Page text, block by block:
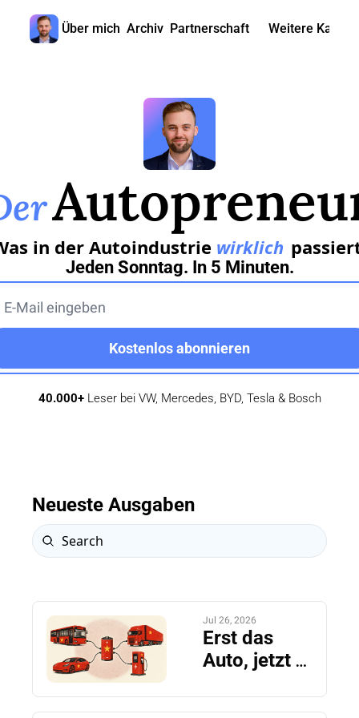
Über mich Archiv Partnerschaft Weitere Kanäle
in der Autoindustrie wirklich
Jeden Sonntag. In 5 Minuten.
Kostenlos abonnieren
40.000+ Leser bei VW, Mercedes, BYD, Tesla & Bosch
Neueste Ausgaben
Jul 26, 2026
Erst das
Auto, jetzt